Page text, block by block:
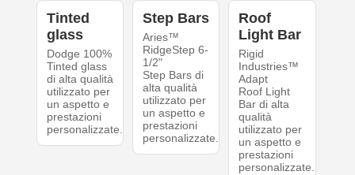
Tinted
glass
Dodge 100%
Tinted glass
di alta qualità
utilizzato per
un aspetto e
prestazioni
personalizzate.
Step Bars
Aries™
RidgeStep 6-
1/2"
Step Bars di
alta qualità
utilizzato per
un aspetto e
prestazioni
personalizzate.
Roof
Light Bar
Rigid
Industries™
Adapt
Roof Light
Bar di alta
qualità
utilizzato per
un aspetto e
prestazioni
personalizzate.